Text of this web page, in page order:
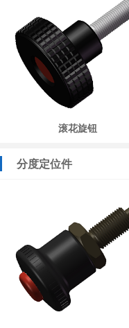
滚花旋钮
分度定位件